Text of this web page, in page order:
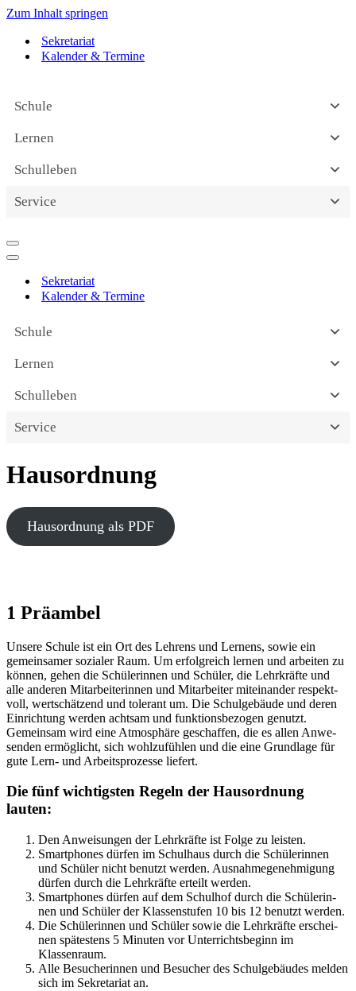
Zum Inhalt springen
Sekretariat
Kalender & Termine
Schule
Lernen
Schulleben
Service
Navigationsmenü
Navigationsmenü
Sekretariat
Kalender & Termine
Schule
Lernen
Schulleben
Service
Hausordnung
Haus­ord­nung als PDF
1 Präambel
Unse­re Schu­le ist ein Ort des Leh­rens und Ler­nens, sowie ein
gemein­sa­mer sozia­ler Raum. Um erfolg­reich ler­nen und arbei­ten zu
kön­nen, gehen die Schü­le­rin­nen und Schü­ler, die Lehr­kräf­te und
alle ande­ren Mit­ar­bei­te­rin­nen und Mit­ar­bei­ter mit­ein­an­der respekt­
voll, wert­schät­zend und tole­rant um. Die Schul­ge­bäu­de und deren
Ein­rich­tung wer­den acht­sam und funk­ti­ons­be­zo­gen genutzt.
Gemein­sam wird eine Atmo­sphä­re geschaf­fen, die es allen Anwe­
sen­den ermög­licht, sich wohl­zu­füh­len und die eine Grund­la­ge für
gute Lern- und Arbeits­pro­zes­se liefert.
Die fünf wichtigsten Regeln der Hausordnung
lauten:
Den Anwei­sun­gen der Lehr­kräf­te ist Fol­ge zu leisten.
Smart­phones dür­fen im Schul­haus durch die Schü­le­rin­nen
und Schü­ler nicht benutzt wer­den. Aus­nah­me­ge­neh­mi­gung
dür­fen durch die Lehr­kräf­te erteilt werden.
Smart­phones dür­fen auf dem Schul­hof durch die Schü­le­rin­
nen und Schü­ler der Klas­sen­stu­fen 10 bis 12 benutzt werden.
Die Schü­le­rin­nen und Schü­ler sowie die Lehr­kräf­te erschei­
nen spä­tes­tens 5 Minu­ten vor Unter­richts­be­ginn im
Klassenraum.
Alle Besu­che­rin­nen und Besu­cher des Schul­ge­bäu­des mel­den
sich im Sekre­ta­ri­at an.